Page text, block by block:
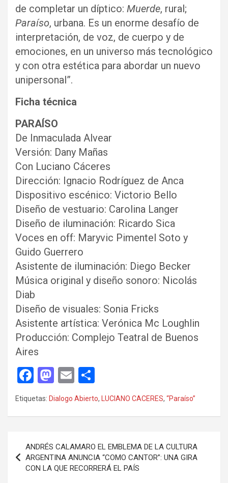
de completar un díptico: Muerde, rural;
Paraíso, urbana. Es un enorme desafío de
interpretación, de voz, de cuerpo y de
emociones, en un universo más tecnológico
y con otra estética para abordar un nuevo
unipersonal”.
Ficha técnica
PARAÍSO
De Inmaculada Alvear
Versión: Dany Mañas
Con Luciano Cáceres
Dirección: Ignacio Rodríguez de Anca
Dispositivo escénico: Victorio Bello
Diseño de vestuario: Carolina Langer
Diseño de iluminación: Ricardo Sica
Voces en off: Maryvic Pimentel Soto y
Guido Guerrero
Asistente de iluminación: Diego Becker
Música original y diseño sonoro: Nicolás
Diab
Diseño de visuales: Sonia Fricks
Asistente artística: Verónica Mc Loughlin
Producción: Complejo Teatral de Buenos
Aires
F
a
ce
o
o
k
M
a
st
d
o
n
E
m
ail
o
m
ar
tir
Etiquetas: Dialogo Abierto, LUCIANO CACERES, “Paraíso”
Navegación
de
entradas
ANDRÉS CALAMARO EL EMBLEMA DE LA CULTURA
ARGENTINA ANUNCIA “COMO CANTOR”: UNA GIRA
CON LA QUE RECORRERÁ EL PAÍS